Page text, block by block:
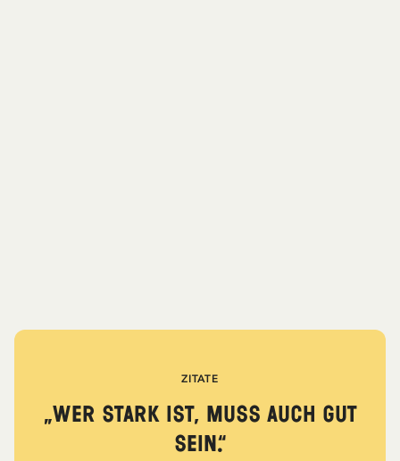
ZITATE
„Wer stark ist, muss auch gut
sein.“